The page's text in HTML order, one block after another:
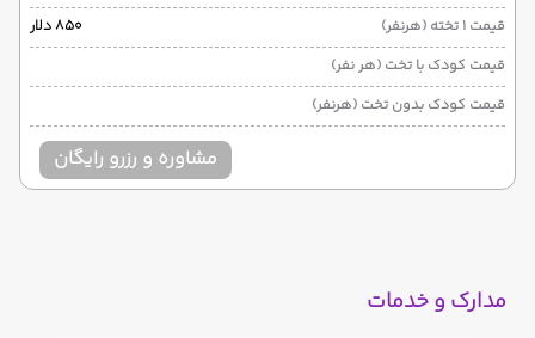
قیمت 1 تخته (هرنفر)
۸۵۰ دلار
قیمت کودک با تخت (هر نفر)
قیمت کودک بدون تخت (هرنفر)
مشاوره و رزرو رایگان
مدارک و خدمات